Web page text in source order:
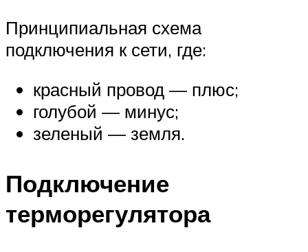
Принципиальная схема
подключения к сети, где:
красный провод — плюс;
голубой — минус;
зеленый — земля.
Подключение
терморегулятора